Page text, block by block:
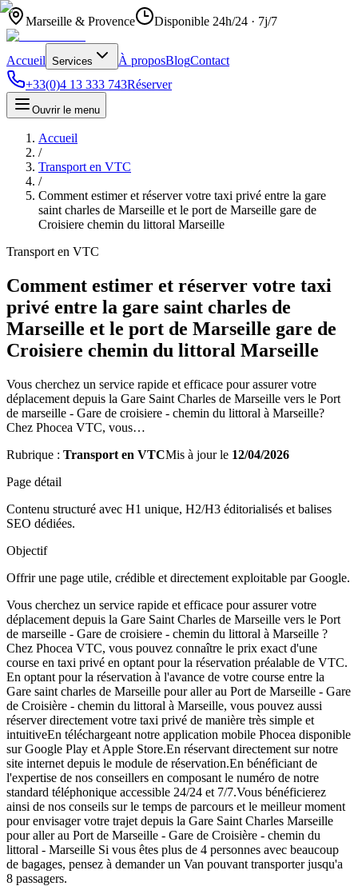
Marseille & Provence Disponible 24h/24 · 7j/7
Accueil Services À proposBlogContact
+33(0)4 13 333 743Réserver
Ouvrir le menu
Accueil
/
Transport en VTC
/
Comment estimer et réserver votre taxi privé entre la gare
saint charles de Marseille et le port de Marseille gare de
Croisiere chemin du littoral Marseille
Transport en VTC
Comment estimer et réserver votre taxi
privé entre la gare saint charles de
Marseille et le port de Marseille gare de
Croisiere chemin du littoral Marseille
Vous cherchez un service rapide et efficace pour assurer votre
déplacement depuis la Gare Saint Charles de Marseille vers le Port
de marseille - Gare de croisiere - chemin du littoral à Marseille?
Chez Phocea VTC, vous…
Rubrique : Transport en VTCMis à jour le 12/04/2026
Page détail
Contenu structuré avec H1 unique, H2/H3 éditorialisés et balises
SEO dédiées.
Objectif
Offrir une page utile, crédible et directement exploitable par Google.
Vous cherchez un service rapide et efficace pour assurer votre
déplacement depuis la Gare Saint Charles de Marseille vers le Port
de marseille - Gare de croisiere - chemin du littoral à Marseille ?
Chez Phocea VTC, vous pouvez connaître le prix exact d'une
course en taxi privé en optant pour la réservation préalable de VTC.
En optant pour la réservation à l'avance de votre course entre la
Gare saint charles de Marseille pour aller au Port de Marseille - Gare
de Croisière - chemin du littoral à Marseille, vous pouvez aussi
réserver directement votre taxi privé de manière très simple et
intuitiveEn téléchargeant notre application mobile Phocea disponible
sur Google Play et Apple Store.En réservant directement sur notre
site internet depuis le module de réservation.En bénéficiant de
l'expertise de nos conseillers en composant le numéro de notre
standard téléphonique accessible 24/24 et 7/7.Vous bénéficierez
ainsi de nos conseils sur le temps de parcours et le meilleur moment
pour envisager votre trajet depuis la Gare Saint Charles Marseille
pour aller au Port de Marseille - Gare de Croisière - chemin du
littoral - Marseille Si vous êtes plus de 4 personnes avec beaucoup
de bagages, pensez à demander un Van pouvant transporter jusqu'a
8 passagers.